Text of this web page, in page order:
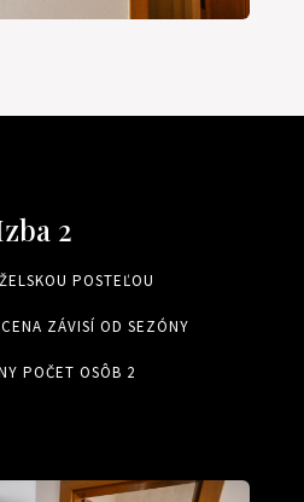
2
POSTEĽOU
ZÁVISÍ OD SEZÓNY
POČET OSÔB 2